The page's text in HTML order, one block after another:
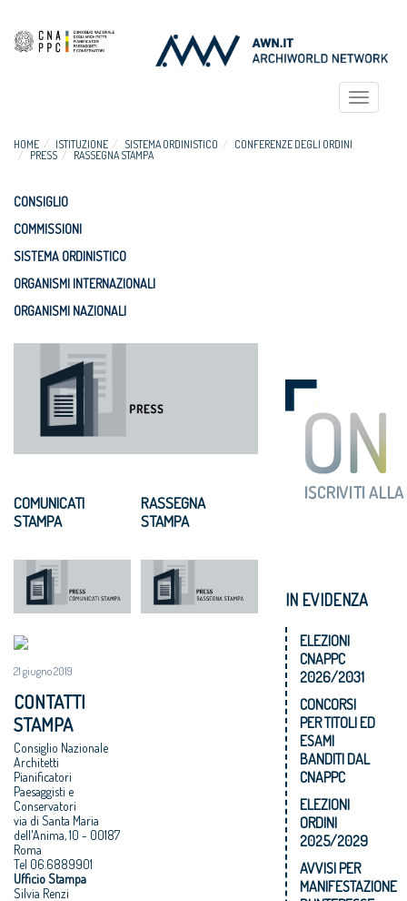
Toggle
HOME ISTITUZIONE SISTEMA ORDINISTICO
CONFERENZE DEGLI ORDINI
PRESS
RASSEGNA STAMPA
CONSIGLIO
COMMISSIONI
SISTEMA ORDINISTICO
ORGANISMI INTERNAZIONALI
ORGANISMI NAZIONALI
COMUNICATI
STAMPA
RASSEGNA
STAMPA
21 giugno 2019
CONTATTI
STAMPA
Consiglio Nazionale
Architetti
Pianificatori
Paesaggisti e
Conservatori
via di Santa Maria
dell'Anima, 10 - 00187
Roma
Tel 06.6889901
Ufficio Stampa
Silvia Renzi
IN EVIDENZA
ELEZIONI
CNAPPC
2026/2031
CONCORSI
PER TITOLI ED
ESAMI
BANDITI DAL
CNAPPC
ELEZIONI
ORDINI
2025/2029
AVVISI PER
MANIFESTAZIONE